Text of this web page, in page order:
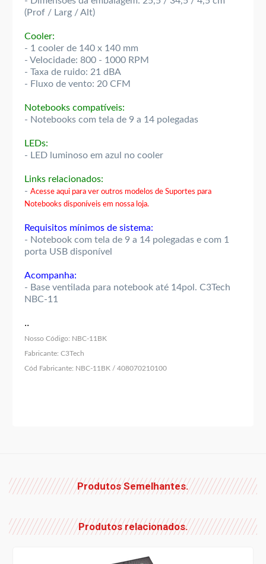
(Prof / Larg / Alt)
Cooler:
- 1 cooler de 140 x 140 mm
- Velocidade: 800 - 1000 RPM
- Taxa de ruido: 21 dBA
- Fluxo de vento: 20 CFM
Notebooks compatíveis:
- Notebooks com tela de 9 a 14 polegadas
LEDs:
- LED luminoso em azul no cooler
Links relacionados:
- Acesse aqui para ver outros modelos de Suportes para
Notebooks disponíveis em nossa loja.
Requisitos mínimos de sistema:
- Notebook com tela de 9 a 14 polegadas e com 1
porta USB disponível
Acompanha:
- Base ventilada para notebook até 14pol. C3Tech
NBC-11
..
Nosso Código: NBC-11BK
Fabricante: C3Tech
Cód Fabricante: NBC-11BK / 408070210100
Produtos Semelhantes.
Produtos relacionados.